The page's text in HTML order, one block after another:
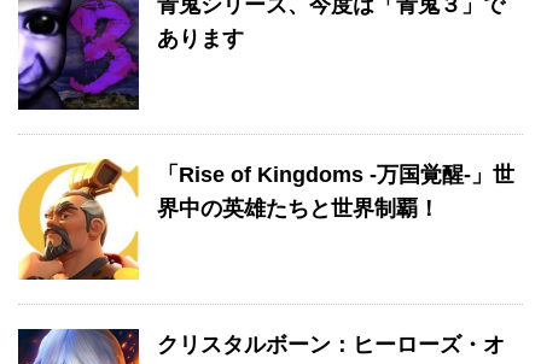
あります
「Rise of Kingdoms -万国覚醒-」世
界中の英雄たちと世界制覇！
クリスタルボーン：ヒーローズ・オ